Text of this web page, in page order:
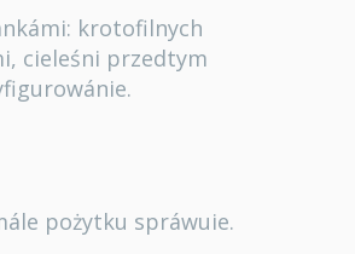
krotofilnych
cieleśni przedtym
pożytku spráwuie.